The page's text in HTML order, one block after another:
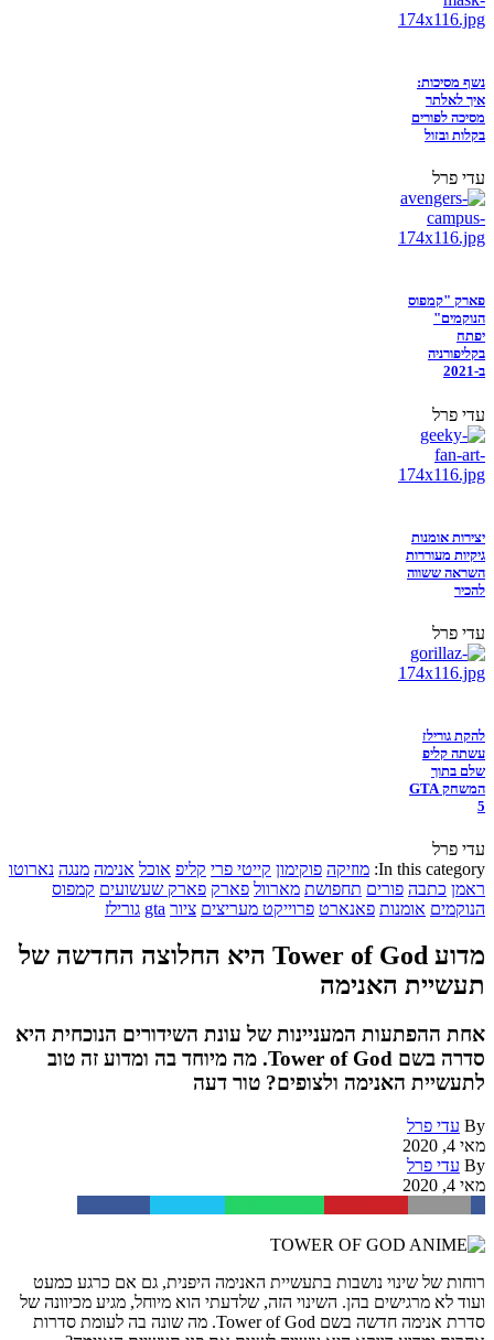
נשף מסיכות:
איך לאלתר
מסיכה לפורים
בקלות ובזול
עדי פרל
פארק "קמפוס
הנוקמים"
יפתח
בקליפורניה
ב-2021
עדי פרל
יצירות אומנות
גיקיות מעוררות
השראה ששווה
להכיר
עדי פרל
להקת גורילז
עשתה קליפ
שלם בתוך
המשחק GTA
5
עדי פרל
In this category: מוזיקה פוקימון קייטי פרי קליפ אוכל אנימה מנגה נארוטו
ראמן כתבה פורים תחפושת מארוול פארק פארק שעשועים קמפוס
הנוקמים אומנות פאנארט פרוייקט מעריצים ציור gta גורילז
מדוע Tower of God היא החלוצה החדשה של
תעשיית האנימה
אחת ההפתעות המעניינות של עונת השידורים הנוכחית היא
סדרה בשם Tower of God. מה מיוחד בה ומדוע זה טוב
לתעשיית האנימה ולצופים? טור דעה
By עדי פרל
מאי 4, 2020
By עדי פרל
מאי 4, 2020
רוחות של שינוי נושבות בתעשיית האנימה היפנית, גם אם כרגע כמעט
ועוד לא מרגישים בהן. השינוי הזה, שלדעתי הוא מיוחל, מגיע מכיוונה של
סדרת אנימה חדשה בשם Tower of God. מה שונה בה לעומת סדרות